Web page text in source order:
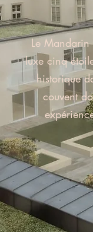
Le Mandarin
luxe cinq
historique
couvent